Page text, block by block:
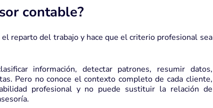
contable?
reparto del trabajo y hace que el criterio profesional sea
información, detectar patrones, resumir datos,
Pero no conoce el contexto completo de cada cliente,
profesional y no puede sustituir la relación de